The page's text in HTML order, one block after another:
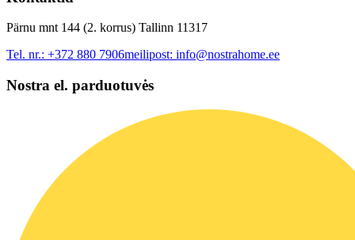
Pärnu mnt 144 (2. korrus) Tallinn 11317
Tel. nr.: +372 880 7906meilipost: info@nostrahome.ee
Nostra el. parduotuvės